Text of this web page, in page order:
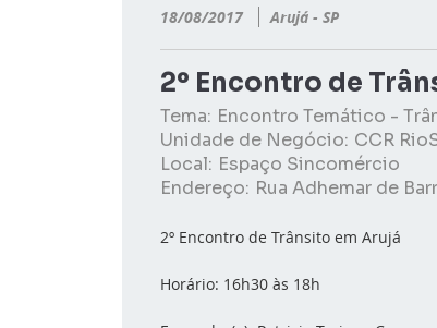
18/08/2017 Arujá - SP
2º Encontro de
Tema: Encontro Temático -
Unidade de Negócio: CCR
Local: Espaço Sincomércio
Endereço: Rua Adhemar de
2º Encontro de Trânsito em Arujá
Horário: 16h30 às 18h